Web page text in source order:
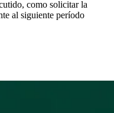
como solicitar la
al siguiente período